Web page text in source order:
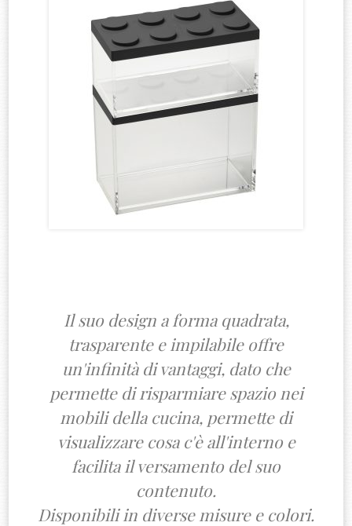
Il suo design a forma quadrata,
trasparente e impilabile offre
un'infinità di vantaggi, dato che
permette di risparmiare spazio nei
mobili della cucina, permette di
visualizzare cosa c'è all'interno e
facilita il versamento del suo
contenuto.
Disponibili in diverse misure e colori.